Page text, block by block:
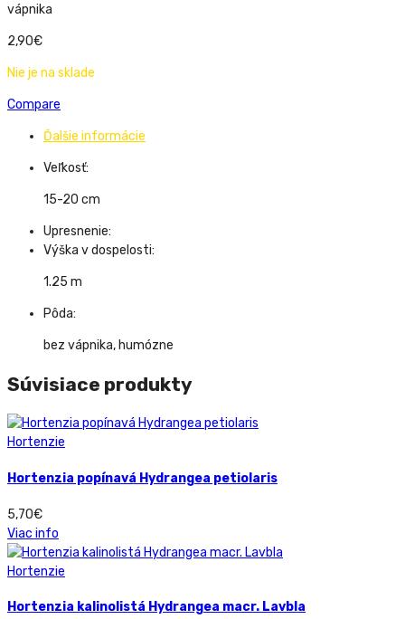
vápnika
2,90€
Nie je na sklade
Compare
Ďalšie informácie
Veľkosť:
15-20 cm
Upresnenie:
Výška v dospelosti:
1.25 m
Pôda:
bez vápnika, humózne
Súvisiace produkty
Hortenzie
Hortenzia popínavá Hydrangea petiolaris
5,70€
Viac info
Hortenzie
Hortenzia kalinolistá Hydrangea macr. Lavbla